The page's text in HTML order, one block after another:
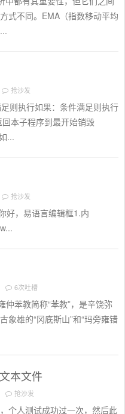
式不同。EMA（指数移动平均
抢沙发
则执行如果：条件满足则执行
本子程序到最开始销毁
...
抢沙发
好，易语言编辑框1.内
6次吐槽
仲苯教简称“苯教”，是辛饶弥
象雄的“冈底斯山”和“玛旁雍错
本文件
抢沙发
个人测试成功过一次，然后此